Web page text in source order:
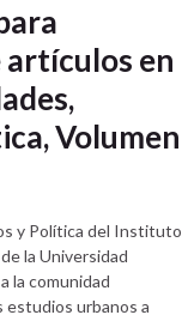
en
Volumen
y Política del Instituto
la Universidad
la comunidad
estudios urbanos a